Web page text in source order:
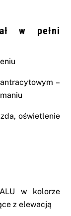
w pełni
–
oświetlenie
w kolorze
z elewacją